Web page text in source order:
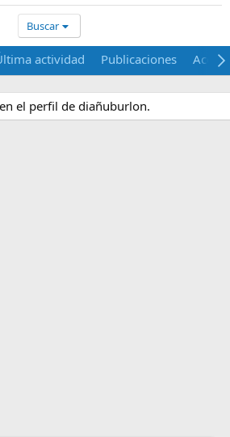
Buscar
actividad Publicaciones Acerca
el perfil de diañuburlon.